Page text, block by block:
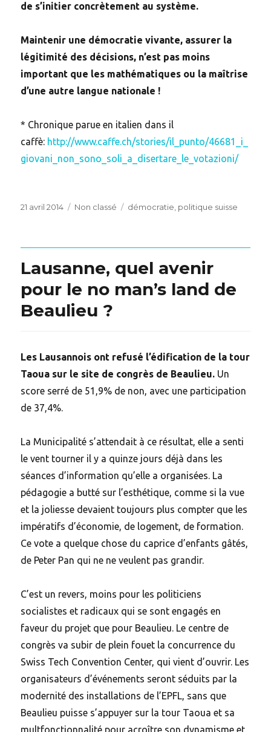
de s’initier concrètement au système.
Maintenir une démocratie vivante, assurer la
légitimité des décisions, n’est pas moins
important que les mathématiques ou la maîtrise
d’une autre langue nationale !
* Chronique parue en italien dans il
caffè: http://www.caffe.ch/stories/il_punto/46681_i_
giovani_non_sono_soli_a_disertare_le_votazioni/
Posted
21 avril 2014 Categories
Non classé Tags
démocratie, politique suisse
Lausanne, quel avenir
pour le no man’s land de
Beaulieu ?
Les Lausannois ont refusé l’édification de la tour
Taoua sur le site de congrès de Beaulieu. Un
score serré de 51,9% de non, avec une participation
de 37,4%.
La Municipalité s’attendait à ce résultat, elle a senti
le vent tourner il y a quinze jours déjà dans les
séances d’information qu’elle a organisées. La
pédagogie a butté sur l’esthétique, comme si la vue
et la joliesse devaient toujours plus compter que les
impératifs d’économie, de logement, de formation.
Ce vote a quelque chose du caprice d’enfants gâtés,
de Peter Pan qui ne ne veulent pas grandir.
C’est un revers, moins pour les politiciens
socialistes et radicaux qui se sont engagés en
faveur du projet que pour Beaulieu. Le centre de
congrès va subir de plein fouet la concurrence du
Swiss Tech Convention Center, qui vient d’ouvrir. Les
organisateurs d’événements seront séduits par la
modernité des installations de l’EPFL, sans que
Beaulieu puisse s’appuyer sur la tour Taoua et sa